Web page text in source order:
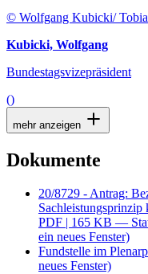
© Wolfgang Kubicki/
Kubicki, Wolfgang
Bundestagsvizepräsident
()
mehr anzeigen
Dokumente
20/8729 - Antrag:
Sachleistungsprinzip
PDF | 165 KB —
ein neues Fenster)
Fundstelle im
neues Fenster)